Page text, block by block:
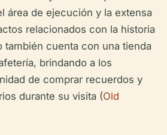
área de ejecución y la extensa
relacionados con la historia
también cuenta con una tienda
brindando a los
de comprar recuerdos y
durante su visita (Old